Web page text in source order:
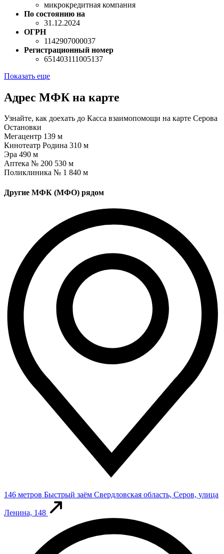
микрокредитная компания
По состоянию на
31.12.2024
ОГРН
1142907000037
Регистрационный номер
651403111005137
Показать еще
Адрес МФК на карте
Узнайте, как доехать до Касса взаимопомощи на карте Серова
Остановки
Мегацентр 139 м
Кинотеатр Родина 310 м
Эра 490 м
Аптека № 200 530 м
Поликлиника № 1 840 м
Другие МФК (МФО) рядом
146 метров Быстрый заём Свердловская область, Серов, улица
Ленина, 148